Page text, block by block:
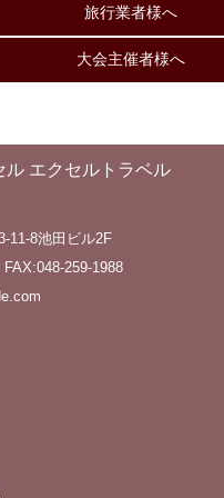
旅行業者様へ
大会主催者様へ
ル エクセルトラベル
11-8池田ビル2F
259-1988